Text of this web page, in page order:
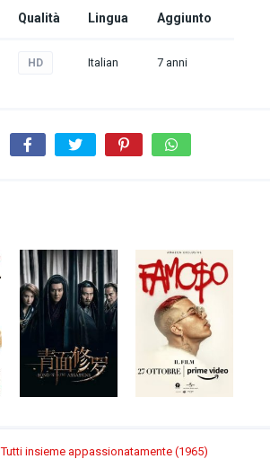
Qualità Lingua Aggiunto
HD Italian 7 anni
Tutti insieme appassionatamente (1965)